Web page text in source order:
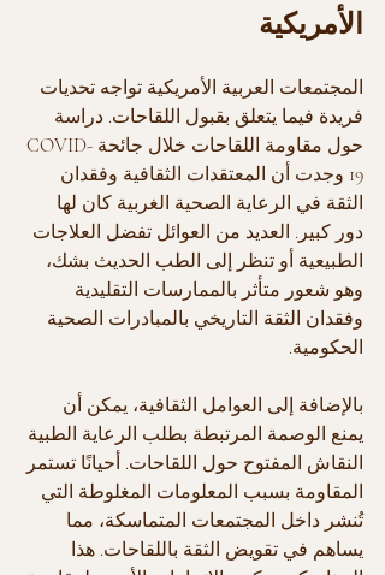
الأمريكية
المجتمعات العربية الأمريكية تواجه تحديات
فريدة فيما يتعلق بقبول اللقاحات. دراسة
حول مقاومة اللقاحات خلال جائحة COVID-
19 وجدت أن المعتقدات الثقافية وفقدان
الثقة في الرعاية الصحية الغربية كان لها
دور كبير. العديد من العوائل تفضل العلاجات
الطبيعية أو تنظر إلى الطب الحديث بشك،
وهو شعور متأثر بالممارسات التقليدية
وفقدان الثقة التاريخي بالمبادرات الصحية
الحكومية.
بالإضافة إلى العوامل الثقافية، يمكن أن
يمنع الوصمة المرتبطة بطلب الرعاية الطبية
النقاش المفتوح حول اللقاحات. أحيانًا تستمر
المقاومة بسبب المعلومات المغلوطة التي
تُنشر داخل المجتمعات المتماسكة، مما
يساهم في تقويض الثقة باللقاحات. هذا